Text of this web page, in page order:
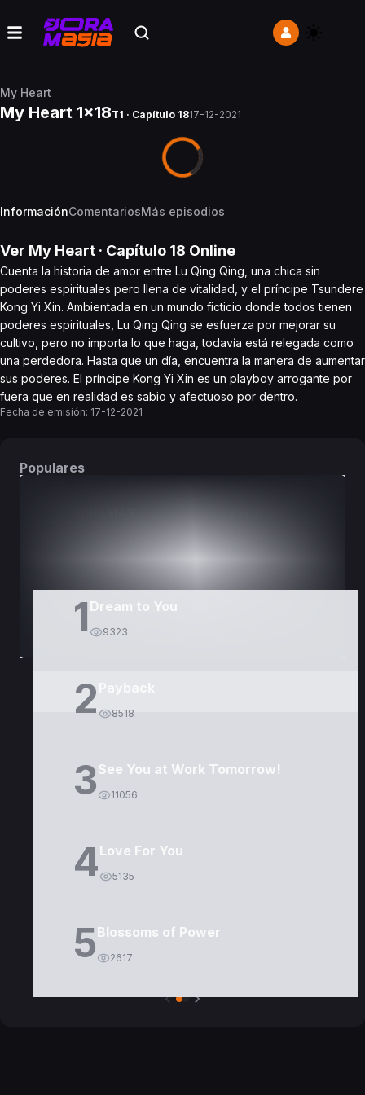
My Heart
My Heart 1x18T1 · Capítulo 1817-12-2021
InformaciónComentariosMás episodios
Ver My Heart · Capítulo 18 Online
Cuenta la historia de amor entre Lu Qing Qing, una chica sin
poderes espirituales pero llena de vitalidad, y el príncipe Tsundere
Kong Yi Xin. Ambientada en un mundo ficticio donde todos tienen
poderes espirituales, Lu Qing Qing se esfuerza por mejorar su
cultivo, pero no importa lo que haga, todavía está relegada como
una perdedora. Hasta que un día, encuentra la manera de aumentar
sus poderes. El príncipe Kong Yi Xin es un playboy arrogante por
fuera que en realidad es sabio y afectuoso por dentro.
Fecha de emisión: 17-12-2021
Populares
1 Dream to You
9323
2 8518
3See You at Work Tomorrow!
11056
4Love For You
5135
5Blossoms of Power
2617